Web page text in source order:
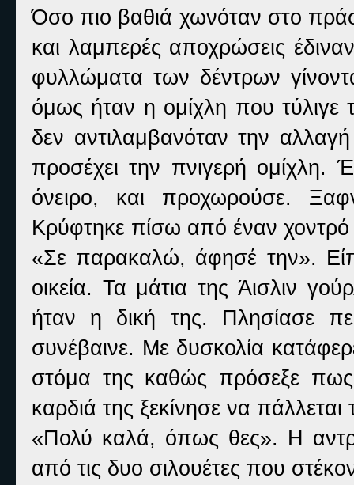
Όσο πιο βαθιά χωνόταν στο
και λαμπερές αποχρώσεις
φυλλώματα των δέντρων
όμως ήταν η ομίχλη που τύλιγε
δεν αντιλαμβανόταν την
προσέχει την πνιγερή ομίχλη.
όνειρο, και προχωρούσε.
Κρύφτηκε πίσω από έναν
«Σε παρακαλώ, άφησέ την».
οικεία. Τα μάτια της Άισλιν
ήταν η δική της. Πλησίασε
συνέβαινε. Με δυσκολία
στόμα της καθώς πρόσεξε
καρδιά της ξεκίνησε να
«Πολύ καλά, όπως θες». Η
από τις δυο σιλουέτες που